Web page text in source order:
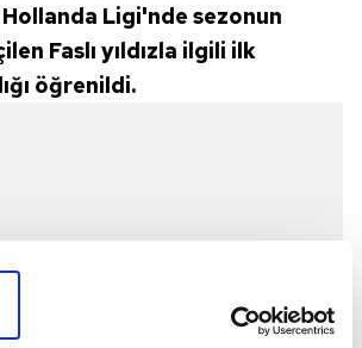
Ligi'nde sezonun
Faslı yıldızla ilgili ilk
öğrenildi.